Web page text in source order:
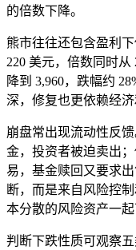
的倍数下降。
熊市往往还包含盈利
220 美元，倍数同时从
降到 3,960，跌幅约
深，修复也更依赖经济
崩盘常出现流动性反
金，投资者被迫卖出
易，基金赎回又要求
断，而是来自风险控
本分散的风险资产一起
判断下跌性质可观察